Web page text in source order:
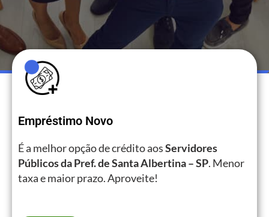
Empréstimo Novo
É a melhor opção de crédito aosServidores
Públicos da Pref. de Santa Albertina – SP. Menor
taxa e maior prazo. Aproveite!